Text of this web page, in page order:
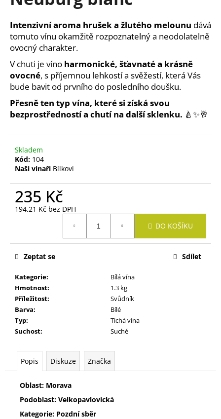
z
5
hvězdiček.
Intenzivní aroma hrušek a žlutého melounu dává
tomuto vínu okamžitě rozpoznatelný a neodolatelně
ovocný charakter.
V chuti je víno harmonické, šťavnaté a krásně
ovocné, s příjemnou lehkostí a svěžestí, která Vás
bude bavit od prvního do posledního doušku.
Přesně ten typ vína, které si získá svou
bezprostředností a chutí na další sklenku. 🍐✨🥂
Skladem
Kód: 104
Naši vinaři Bílkovi
235 Kč
194,21 Kč bez DPH
DO KOŠÍKU
Kategorie:
Bílá vína
Hmotnost:
1.3 kg
Příležitost:
Svůdník
Barva:
Bílé
Typ:
Tichá vína
Suchost: Suché
Zeptat se Sdílet
Popis Diskuze Značka
Oblast: Morava
Podoblast: Velkopavlovická
Kategorie: Pozdní sběr
j
í
t
?
HLEDAT
D
o
u
j
e
e
SYLVÁNSKÉ
ZELENÉ
305
Kč